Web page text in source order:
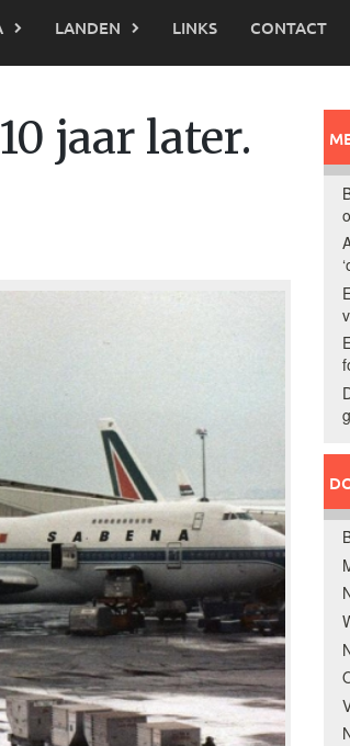
LANDEN LINKS CONTACT
jaar later.